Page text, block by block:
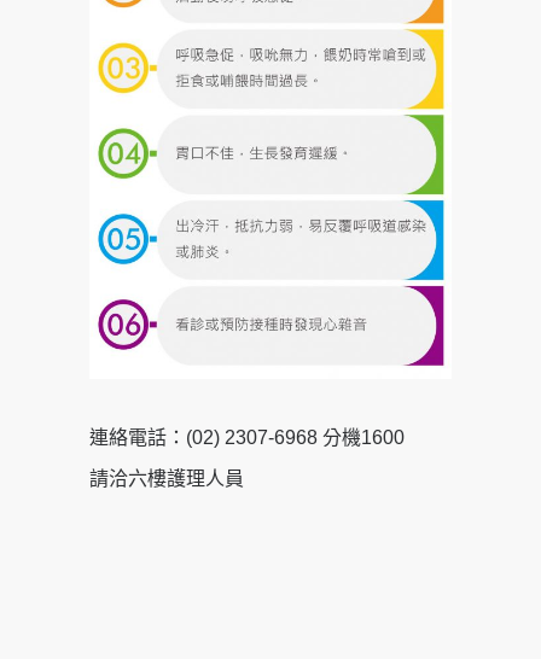
連絡電話：(02) 2307-6968 分機1600
請洽六樓護理人員